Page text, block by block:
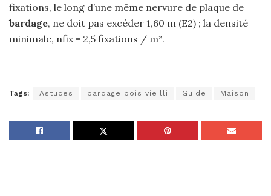
fixations, le long d’une même nervure de plaque de
bardage, ne doit pas excéder 1,60 m (E2) ; la densité
minimale, nfix = 2,5 fixations / m².
Tags: Astuces bardage bois vieilli Guide Maison